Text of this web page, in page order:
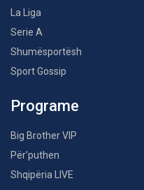
La Liga
Serie A
Shumësportësh
Sport Gossip
Programe
Big Brother VIP
Për’puthen
Shqipëria LIVE